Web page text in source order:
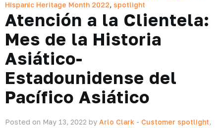
Hispanic Heritage Month 2022, spotlight
Atención a la Clientela:
Mes de la Historia
Asiático-
Estadounidense del
Pacífico Asiático
Posted on May 13, 2022 by Arlo Clark - Customer spotlight,